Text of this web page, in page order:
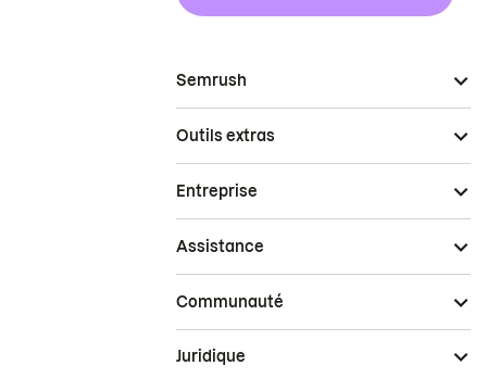
Semrush
Outils extras
Entreprise
Assistance
Communauté
Juridique